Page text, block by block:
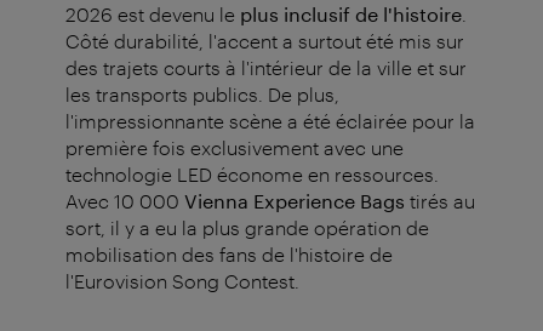
2026 est devenu le plus inclusif de l'histoire
Côté durabilité, l'accent a surtout été mis sur
des trajets courts à l'intérieur de la ville et sur
les transports publics. De plus,
l'impressionnante scène a été éclairée pour la
première fois exclusivement avec une
technologie LED économe en ressources.
Avec 10 000 Vienna Experience Bags tirés au
sort, il y a eu la plus grande opération de
mobilisation des fans de l'histoire de
l'Eurovision Song Contest.